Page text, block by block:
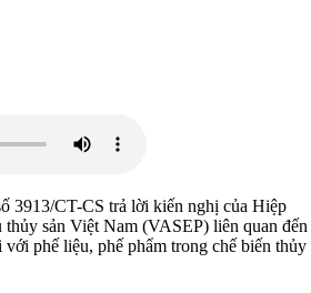
3913/CT-CS trả lời kiến nghị của Hiệp
sản Việt Nam (VASEP) liên quan đến
phế liệu, phế phẩm trong chế biến thủy